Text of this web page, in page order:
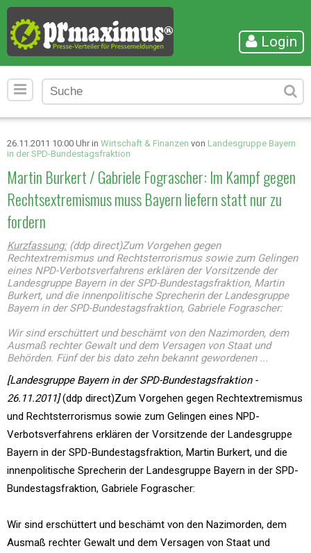
Login
26.11.2011 10:00 Uhr in Wirtschaft & Finanzen von Landesgruppe Bayern
in der SPD-Bundestagsfraktion
Martin Burkert / Gabriele Fograscher: Im Kampf gegen
Rechtsextremismus muss Bayern liefern statt nur zu
fordern
Kurzfassung:(ddp direct)Zum Vorgehen gegen
Rechtextremismus und Rechtsterrorismus sowie zum Gelingen
eines NPD-Verbotsverfahrens erklären der Vorsitzende der
Landesgruppe Bayern in der SPD-Bundestagsfraktion, Martin
Burkert, und die innenpolitische Sprecherin der Landesgruppe
Bayern in der SPD-Bundestagsfraktion, Gabriele Fograscher:
Wir sind erschüttert und beschämt von den Nazimorden, dem
Ausmaß rechter Gewalt und dem Versagen von Staat und
Behörden. Fünf der bis dato zehn bekannt gewordenen ...
[Landesgruppe Bayern in der SPD-Bundestagsfraktion -
26.11.2011](ddp direct)Zum Vorgehen gegen Rechtextremismus
und Rechtsterrorismus sowie zum Gelingen eines NPD-
Verbotsverfahrens erklären der Vorsitzende der Landesgruppe
Bayern in der SPD-Bundestagsfraktion, Martin Burkert, und die
innenpolitische Sprecherin der Landesgruppe Bayern in der SPD-
Bundestagsfraktion, Gabriele Fograscher:
Wir sind erschüttert und beschämt von den Nazimorden, dem
Ausmaß rechter Gewalt und dem Versagen von Staat und